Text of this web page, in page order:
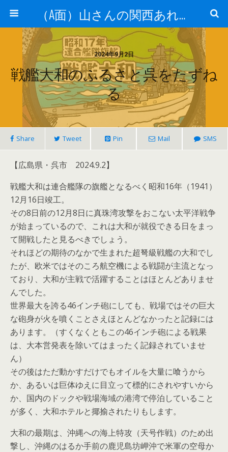
（A面）山さんの関西あれこれ見て歩き （B面）山さんの戦国あれこれ読み歩き
2024年9月2日
戦艦大和のふるさと呉をたずね
る
Share Tweet Pin Mail SMS
【広島県・呉市 2024.9.2】
戦艦大和は連合艦隊の旗艦となるべく昭和16年（1941）
12月16日竣工。
その8日前の12月8日に真珠湾攻撃をおこない太平洋戦争
が始まっているので、これは大和が就役できる日をまっ
て開戦したと見るべきでしょう。
それほどの期待のなかで生まれた超弩級戦艦の大和でし
たが、欧米ではそのころ航空機による戦闘が主流となっ
ており、大和が主戦で活躍することはほとんどありませ
んでした。
世界最大を誇る46インチ砲にしても、戦場ではその巨大
な砲身が火を噴くことさえほとんどなかったと記録には
あります。（すくなくともこの46インチ砲による戦果
は、大本営発表を除いてはまったく記録されていませ
ん）
その後はただ動かすだけでもオイルを大量に喰うから
か、あるいは巨体ゆえに目立って標的にされやすいから
か、国内のドックや戦場海域の港湾で停泊していること
が多く、大和ホテルと揶揄されたりもします。
大和の最期は、沖縄への海上特攻（天号作戦）のため出
撃し、沖縄のはるか手前の鹿児島坊岬沖で米軍の空母か